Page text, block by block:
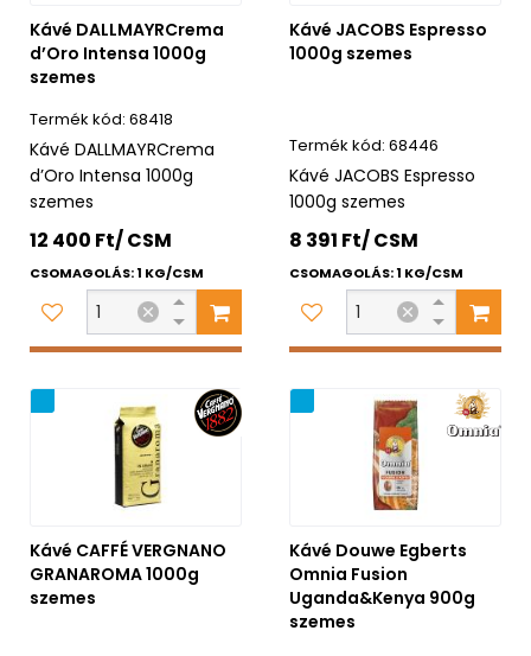
Kávé DALLMAYRCrema
d’Oro Intensa 1000g
szemes
68418
Kávé DALLMAYRCrema
d’Oro Intensa 1000g
szemes
12 400 Ft/ CSM
CSOMAGOLÁS: 1 KG/CSM
Kávé JACOBS Espresso
1000g szemes
68446
Kávé JACOBS Espresso
1000g szemes
8 391 Ft/ CSM
CSOMAGOLÁS: 1 KG/CSM
Kávé CAFFÉ VERGNANO
GRANAROMA 1000g
szemes
Újdonság
Kávé Douwe Egberts
Omnia Fusion
Uganda&Kenya 900g
szemes